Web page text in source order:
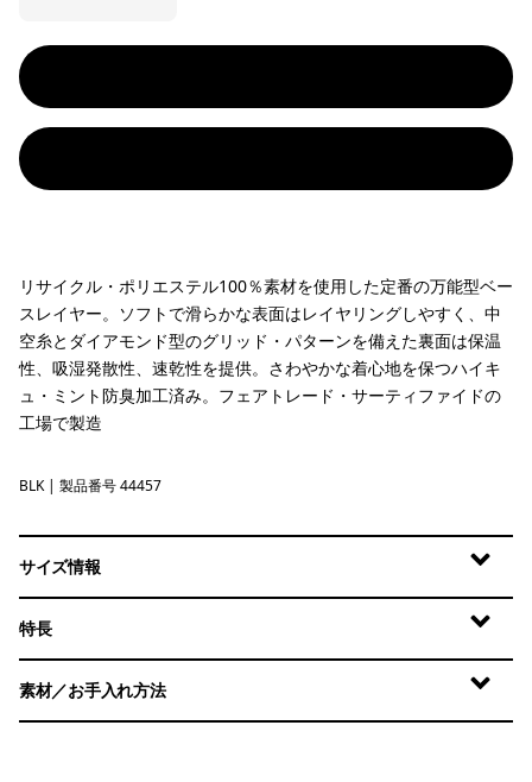
リサイクル・ポリエステル100％素材を使用した定番の万能型ベー
スレイヤー。ソフトで滑らかな表面はレイヤリングしやすく、中
空糸とダイアモンド型のグリッド・パターンを備えた裏面は保温
性、吸湿発散性、速乾性を提供。さわやかな着心地を保つハイキ
ュ・ミント防臭加工済み。フェアトレード・サーティファイドの
工場で製造
Black
BLK | 製品番号 44457
サイズ情報
特長
素材／お手入れ方法